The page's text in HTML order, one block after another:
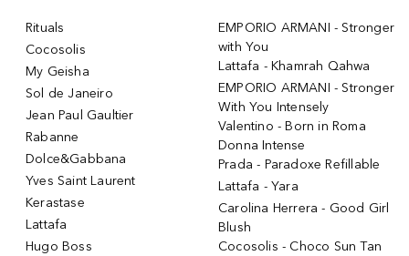
Rituals
Cocosolis
My Geisha
Sol de Janeiro
Jean Paul Gaultier
Rabanne
Dolce&Gabbana
Yves Saint Laurent
Kerastase
Lattafa
Hugo Boss
EMPORIO ARMANI - Stronger
with You
Lattafa - Khamrah Qahwa
EMPORIO ARMANI - Stronger
With You Intensely
Valentino - Born in Roma
Donna Intense
Prada - Paradoxe Refillable
Lattafa - Yara
Carolina Herrera - Good Girl
Blush
Cocosolis - Choco Sun Tan